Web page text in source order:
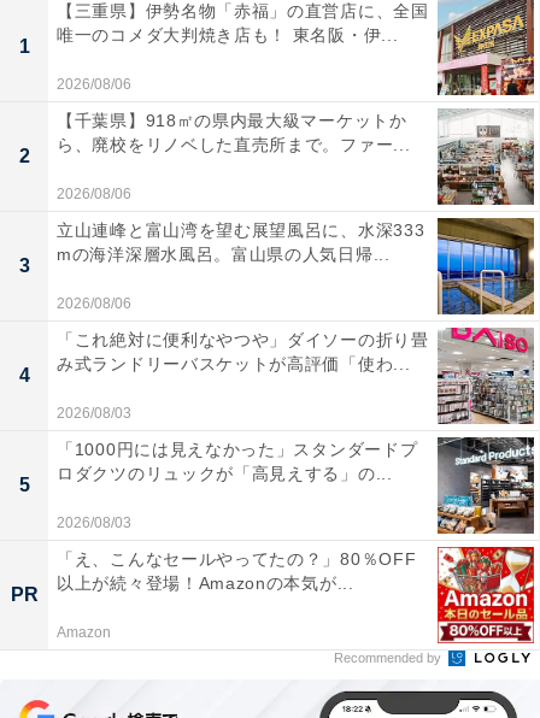
1
【三重県】伊勢名物「赤福」の直営店に、全国
唯一のコメダ大判焼き店も！ 東名阪・伊...
2026/08/06
2
【千葉県】918㎡の県内最大級マーケットか
ら、廃校をリノベした直売所まで。ファー...
2026/08/06
3
立山連峰と富山湾を望む展望風呂に、水深333
mの海洋深層水風呂。富山県の人気日帰...
2026/08/06
4
「これ絶対に便利なやつや」ダイソーの折り畳
み式ランドリーバスケットが高評価「使わ...
2026/08/03
5
「1000円には見えなかった」スタンダードプ
ロダクツのリュックが「高見えする」の...
2026/08/03
PR
「え、こんなセールやってたの？」80％OFF
以上が続々登場！Amazonの本気が...
Amazon
Recommended by